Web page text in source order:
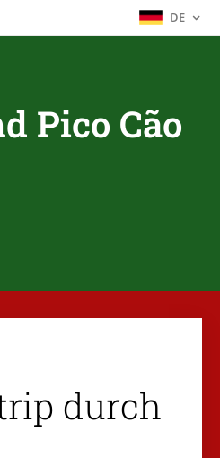
DE
Pico Cão
durch